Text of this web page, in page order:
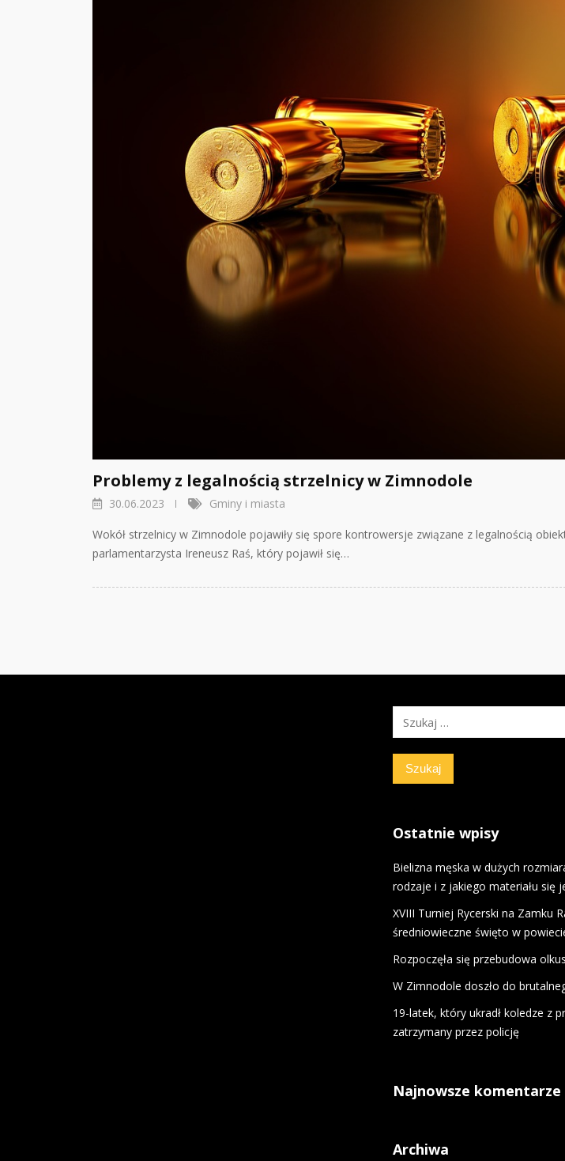
Problemy z legalnością strzelnicy w Zimnodole
30.06.2023 Gminy i miasta
Wokół strzelnicy w Zimnodole pojawiły się spore kontrowersje związane z legalnością
parlamentarzysta Ireneusz Raś, który pojawił się…
Szukaj:
Ostatnie wpisy
Bielizna męska w dużych
rodzaje i z jakiego materiału się
XVIII Turniej Rycerski na Zamku
średniowieczne święto w
Rozpoczęła się przebudowa
W Zimnodole doszło do
19-latek, który ukradł koledze z
zatrzymany przez policję
Najnowsze komentarze
Archiwa